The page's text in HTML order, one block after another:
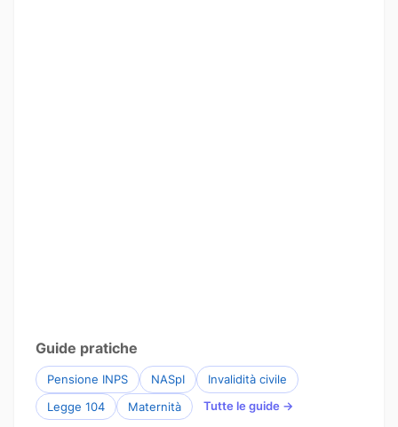
Guide pratiche
Pensione INPS NASpI
Invalidità civile
Legge 104
Maternità Tutte le guide →